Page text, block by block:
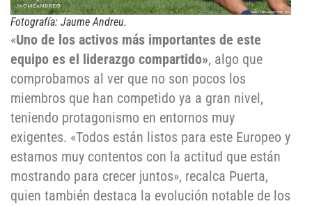
Fotografía: Jaume Andreu.
«Uno de los activos más importantes de este
equipo es el liderazgo compartido», algo que
comprobamos al ver que no son pocos los
miembros que han competido ya a gran nivel,
teniendo protagonismo en entornos muy
exigentes. «Todos están listos para este Europeo y
estamos muy contentos con la actitud que están
mostrando para crecer juntos», recalca Puerta,
quien también destaca la evolución notable de los